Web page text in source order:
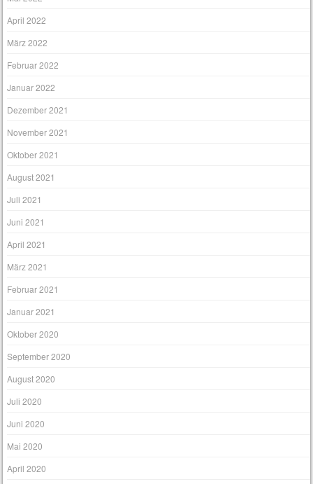
April 2022
März 2022
Februar 2022
Januar 2022
Dezember 2021
November 2021
Oktober 2021
August 2021
Juli 2021
Juni 2021
April 2021
März 2021
Februar 2021
Januar 2021
Oktober 2020
September 2020
August 2020
Juli 2020
Juni 2020
Mai 2020
April 2020